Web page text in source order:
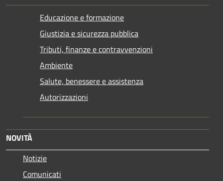
Educazione e formazione
Giustizia e sicurezza pubblica
Tributi, finanze e contravvenzioni
Ambiente
Salute, benessere e assistenza
Autorizzazioni
NOVITÀ
Notizie
Comunicati